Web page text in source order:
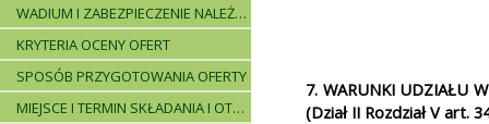
WADIUM I ZABEZPIECZENIE NALEŻYTEGO WYKONANIA UMOWY
KRYTERIA OCENY OFERT
SPOSÓB PRZYGOTOWANIA OFERTY
MIEJSCE I TERMIN SKŁADANIA I OTWARCIA OFERT - PRZEBIEG POSTĘPOWANIA
7. WARUNKI UDZIAŁU
(Dział II Rozdział V art.